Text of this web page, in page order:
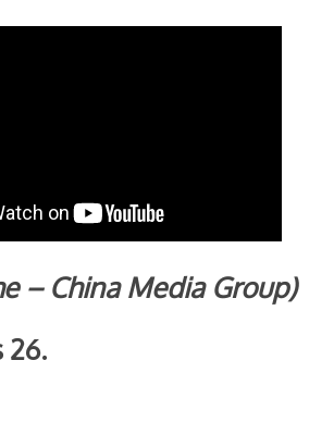
– China Media Group)
26.